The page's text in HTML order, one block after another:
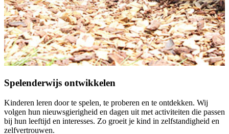
Spelenderwijs ontwikkelen
Kinderen leren door te spelen, te proberen en te ontdekken. Wij
volgen hun nieuwsgierigheid en dagen uit met activiteiten die passen
bij hun leeftijd en interesses. Zo groeit je kind in zelfstandigheid en
zelfvertrouwen.